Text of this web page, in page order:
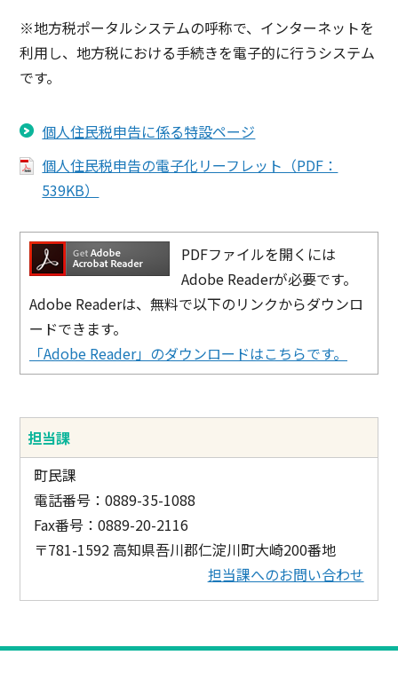
※地方税ポータルシステムの呼称で、インターネットを
利用し、地方税における手続きを電子的に行うシステム
です。
個人住民税申告に係る特設ページ
個人住民税申告の電子化リーフレット​（PDF：
539KB）
PDFファイルを開くには
Adobe Readerが必要です。
Adobe Readerは、無料で以下のリンクからダウンロ
ードできます。
「Adobe Reader」のダウンロードはこちらです。
担当課
町民課
電話番号：0889-35-1088
Fax番号：0889-20-2116
〒781-1592 高知県吾川郡仁淀川町大崎200番地
担当課へのお問い合わせ